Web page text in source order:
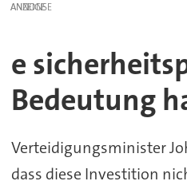
ANZEIGE
e
Bedeutung
Verteidigungsminister
dass diese Investition